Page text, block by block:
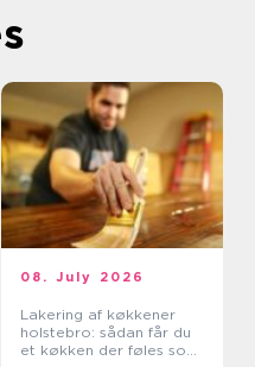
08. July 2026
Lakering af køkkener
holstebro: sådan får du
et køkken der føles som